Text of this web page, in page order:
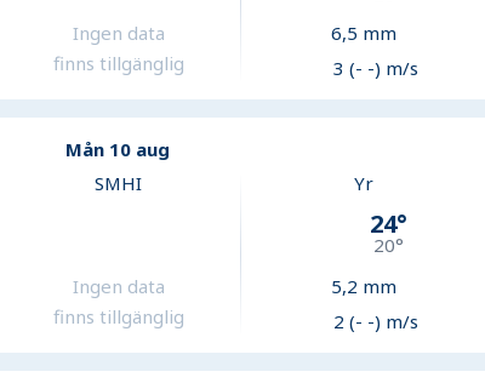
Ingen data
finns tillgänglig
6,5 mm
3 (- -) m/s
Mån 10 aug
SMHI
Ingen data
finns tillgänglig
Yr
24°
20°
5,2 mm
2 (- -) m/s